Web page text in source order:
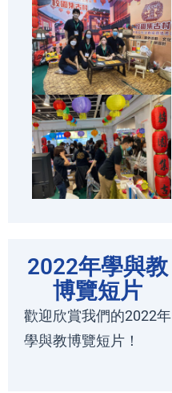
2022年學與教
博覽短片
歡迎欣賞我們的2022年
學與教博覽短片！